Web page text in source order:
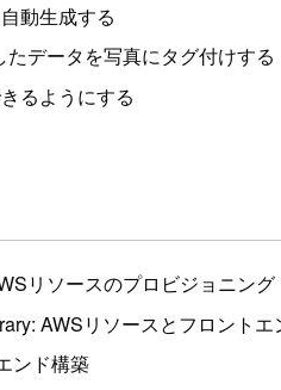
動生成する
データを写真にタグ付けする
るようにする
リソースのプロビジョニング
AWSリソースとフロントエ
ンド構築